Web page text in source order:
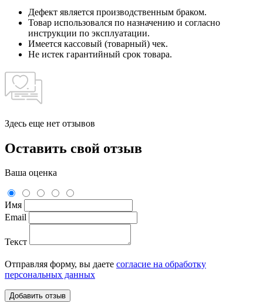
Дефект является производственным браком.
Товар использовался по назначению и согласно
инструкции по эксплуатации.
Имеется кассовый (товарный) чек.
Не истек гарантийный срок товара.
Здесь еще нет отзывов
Оставить свой отзыв
Ваша оценка
Имя
Email
Текст
Отправляя форму, вы даете согласие на обработку
персональных данных